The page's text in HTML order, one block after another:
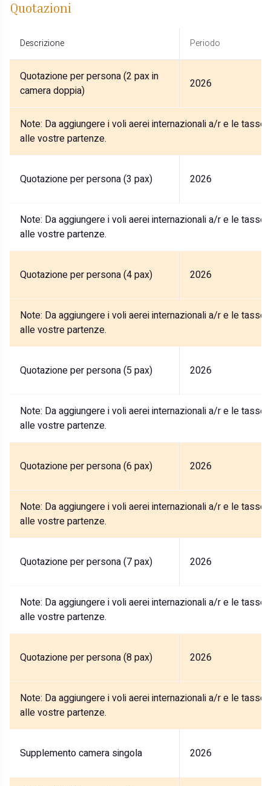
Quotazioni
Descrizione Periodo
Quotazione per persona (2 pax in
camera doppia)
2026
Note: Da aggiungere i voli aerei internazionali a/r e le
alle vostre partenze.
Quotazione per persona (3 pax) 2026
Note: Da aggiungere i voli aerei internazionali a/r e le
alle vostre partenze.
Quotazione per persona (4 pax) 2026
Note: Da aggiungere i voli aerei internazionali a/r e le
alle vostre partenze.
Quotazione per persona (5 pax) 2026
Note: Da aggiungere i voli aerei internazionali a/r e le
alle vostre partenze.
Quotazione per persona (6 pax) 2026
Note: Da aggiungere i voli aerei internazionali a/r e le
alle vostre partenze.
Quotazione per persona (7 pax) 2026
Note: Da aggiungere i voli aerei internazionali a/r e le
alle vostre partenze.
Quotazione per persona (8 pax) 2026
Note: Da aggiungere i voli aerei internazionali a/r e le
alle vostre partenze.
Supplemento camera singola 2026